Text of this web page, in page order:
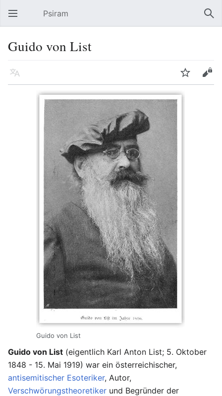
Hauptmenü öffnen Psiram
Guido von List
Sprache Beobachten Bearbeiten
Guido von List
Guido von List (eigentlich Karl Anton List; 5. Oktober
1848 - 15. Mai 1919) war ein österreichischer,
antisemitischer Esoteriker, Autor,
Verschwörungstheoretiker und Begründer der